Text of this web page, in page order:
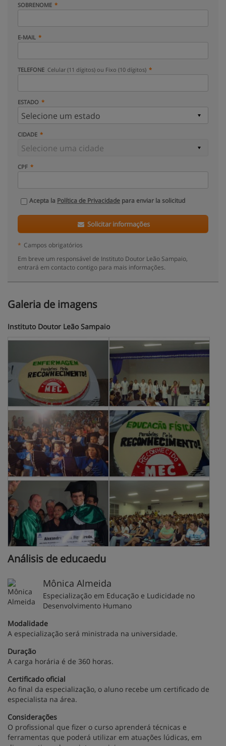
SOBRENOME
E-MAIL
TELEFONE Celular (11 dígitos) ou Fixo (10 dígitos)
ESTADO
CIDADE
CPF
Acepta la Política de Privacidade para enviar la solicitud
Solicitar informações
* Campos obrigatórios
Em breve um responsável de Instituto Doutor Leão Sampaio,
entrará em contacto contigo para mais informações.
Galeria de imagens
Instituto Doutor Leão Sampaio
Análisis de educaedu
Mônica Almeida
Especialização em Educação e Ludicidade no
Desenvolvimento Humano
Modalidade
A especialização será ministrada na universidade.
Duração
A carga horária é de 360 horas.
Certificado oficial
Ao final da especialização, o aluno recebe um certificado de
especialista na área.
Considerações
O profissional que fizer o curso aprenderá técnicas e
ferramentas que poderá utilizar em atuações lúdicas, em